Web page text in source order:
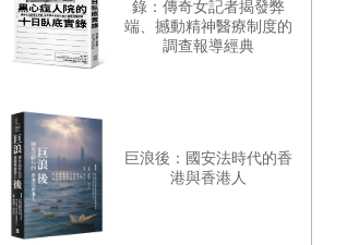
錄：傳奇女記者揭發弊
端、撼動精神醫療制度的
調查報導經典
巨浪後：國安法時代的香
港與香港人